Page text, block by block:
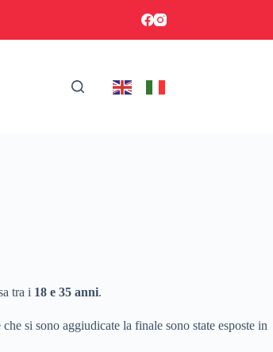
tra i 18 e 35 anni.
si sono aggiudicate la finale sono state esposte in